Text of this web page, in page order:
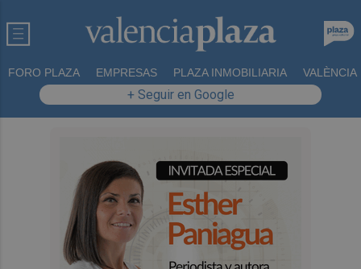
FORO PLAZA EMPRESAS PLAZA INMOBILIARIA VALÈNCIA
+ Seguir en Google